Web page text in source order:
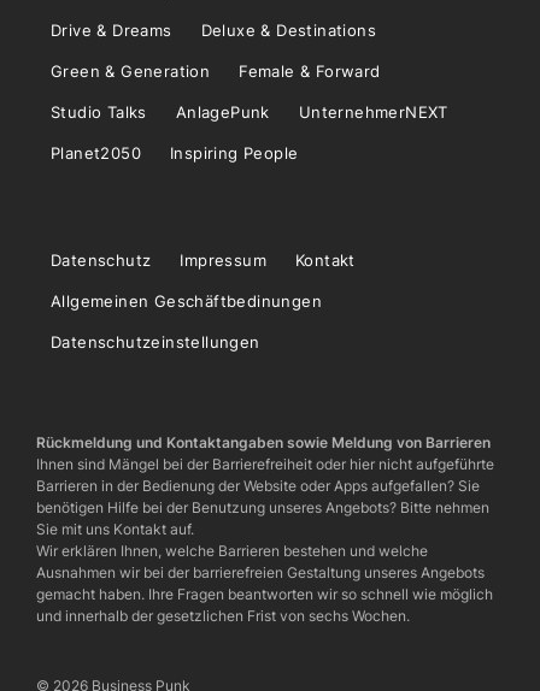
Drive & Dreams Deluxe & Destinations
Green & Generation Female & Forward
Studio Talks AnlagePunk UnternehmerNEXT
Planet2050 Inspiring People
Datenschutz Impressum Kontakt
Allgemeinen Geschäftbedinungen
Datenschutzeinstellungen
Rückmeldung und Kontaktangaben sowie Meldung von Barrieren
Ihnen sind Mängel bei der Barrierefreiheit oder hier nicht aufgeführte
Barrieren in der Bedienung der Website oder Apps aufgefallen? Sie
benötigen Hilfe bei der Benutzung unseres Angebots? Bitte nehmen
Sie mit uns Kontakt auf.
Wir erklären Ihnen, welche Barrieren bestehen und welche
Ausnahmen wir bei der barrierefreien Gestaltung unseres Angebots
gemacht haben. Ihre Fragen beantworten wir so schnell wie möglich
und innerhalb der gesetzlichen Frist von sechs Wochen.
© 2026 Business Punk